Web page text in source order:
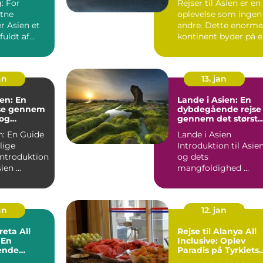
For
Asien et
af
Rejser til Asien er en
oplevelse som ingen
andre. Dette enorme
kontinent byder på
En
gennem
En Guide
til Ferie Asien ...
13. jan
Lande i Asien: En
dybdegående rejse
gennem det største
Lande i Asien
Introduktion til
og dets
mangfoldighed ...
All
12. jan
Rejse til Alanya All
Inclusive: Oplev
Paradis på Tyrkiets